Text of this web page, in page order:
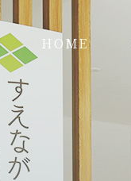
HOME